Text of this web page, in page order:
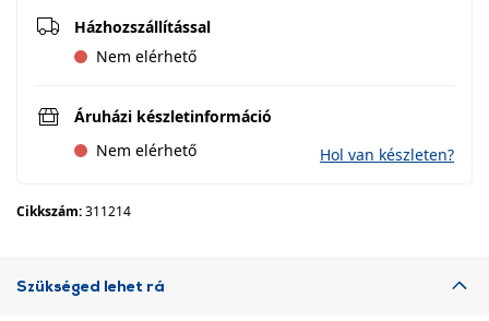
Házhozszállítással
Nem elérhető
Áruházi készletinformáció
Nem elérhető
Hol van készleten?
Cikkszám:311214
Szükséged lehet rá